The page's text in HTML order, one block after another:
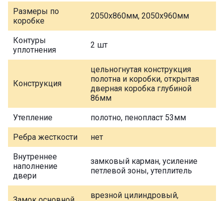
Размеры по
коробке
2050х860мм, 2050х960мм
Контуры
уплотнения
2 шт
Конструкция
цельногнутая конструкция
полотна и коробки, открытая
дверная коробка глубиной
86мм
Утепление полотно, пенопласт 53мм
Ребра жесткости нет
Внутреннее
наполнение
двери
замковый карман, усиление
петлевой зоны, утеплитель
врезной цилиндровый,